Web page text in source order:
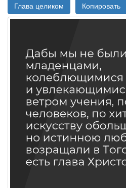
Глава целиком Копировать